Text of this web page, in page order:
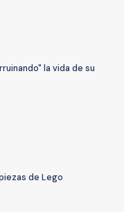
la vida de su
de Lego